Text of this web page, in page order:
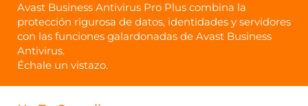
Avast Business Antivirus Pro Plus combina la
protección rigurosa de datos, identidades y servidores
con las funciones galardonadas de Avast Business
Antivirus.
Échale un vistazo.